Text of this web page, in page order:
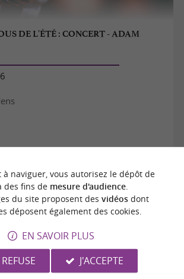
DE L'ÉTÉ : CONCERT - ADAM
à naviguer, vous autorisez le dépôt de
des fins de mesure d'audience.
du site proposent des vidéosdont
déposent également des cookies.
EN SAVOIR PLUS
REFUSE
J'ACCEPTE